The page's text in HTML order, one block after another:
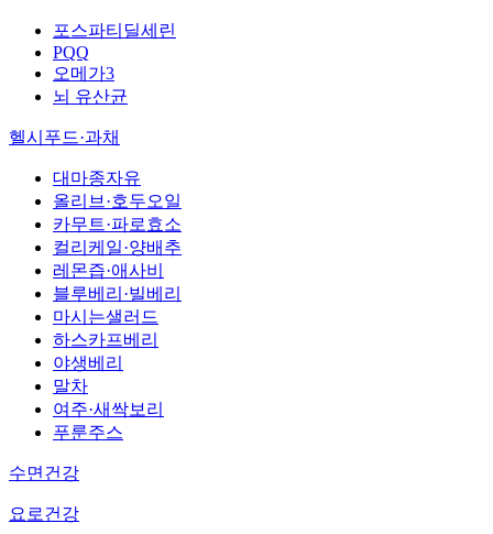
포스파티딜세린
PQQ
오메가3
뇌 유산균
헬시푸드·과채
대마종자유
올리브·호두오일
카무트·파로효소
컬리케일·양배추
레몬즙·애사비
블루베리·빌베리
마시는샐러드
하스카프베리
야생베리
말차
여주·새싹보리
푸룬주스
수면건강
요로건강